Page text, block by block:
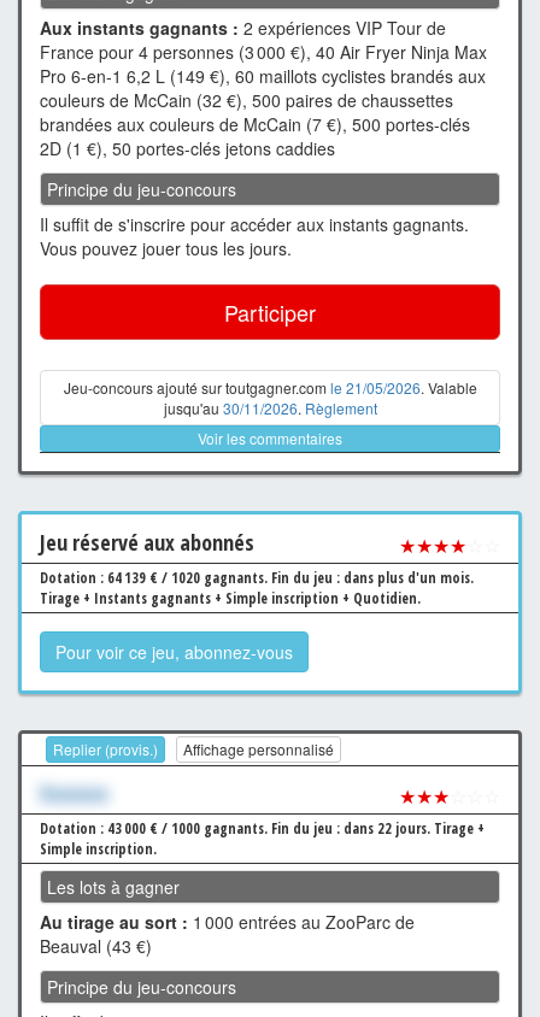
Aux instants gagnants : 2 expériences VIP Tour de
France pour 4 personnes (3 000 €), 40 Air Fryer Ninja Max
Pro 6-en-1 6,2 L (149 €), 60 maillots cyclistes brandés aux
couleurs de McCain (32 €), 500 paires de chaussettes
brandées aux couleurs de McCain (7 €), 500 portes-clés
2D (1 €), 50 portes-clés jetons caddies
Principe du jeu-concours
Il suffit de s'inscrire pour accéder aux instants gagnants.
Vous pouvez jouer tous les jours.
Participer
Jeu-concours ajouté sur toutgagner.com le 21/05/2026. Valable
jusqu'au 30/11/2026. Règlement
Voir les commentaires
Jeu réservé aux abonnés ★★★★
Dotation : 64 139 € / 1020 gagnants. Fin du jeu : dans plus d'un mois.
Tirage + Instants gagnants + Simple inscription + Quotidien.
Pour voir ce jeu, abonnez-vous
Replier (provis.) Affichage personnalisé
Xxxxxxx ★★★
Dotation : 43 000 € / 1000 gagnants. Fin du jeu : dans 22 jours. Tirage +
Simple inscription.
Les lots à gagner
Au tirage au sort : 1 000 entrées au ZooParc de
Beauval (43 €)
Principe du jeu-concours